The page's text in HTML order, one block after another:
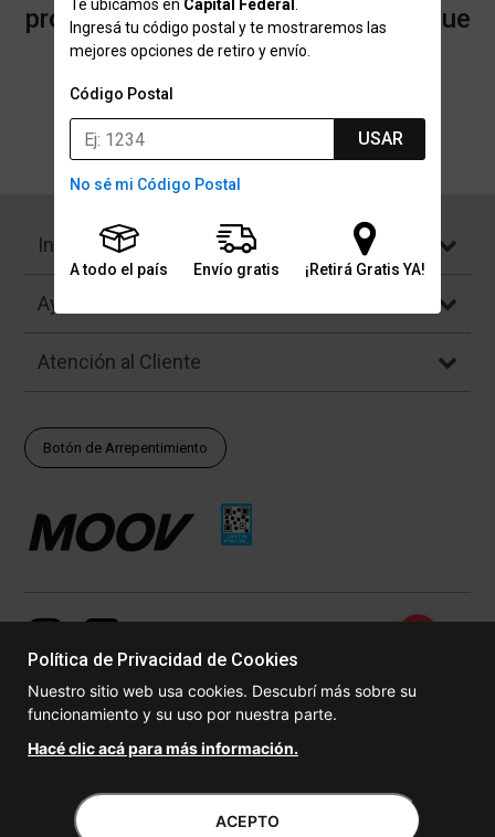
Te ubicamos en Capital Federal
Ingresá tu código postal y te mostraremos las
mejores opciones de retiro y envío.
Código Postal
USAR
No sé mi Código Postal
A todo el país Envío gratis ¡Retirá Gratis YA!
productos con máximo 3 cuotas" que
buscaste.
Institucional
Ayuda
Atención al Cliente
Botón de Arrepentimiento
© Copyright - 2017 - 2026 www.dexter.com.ar, TODOS LOS
DERECHOS RESERVADOS. Las fotos contenidas en este site, el
sus respectivos titulares. Está prohibida la reproducción total o
parcial, sin la expresa autorización de la administradora de la
Política de Privacidad de Cookies
Nuestro sitio web usa cookies. Descubrí más sobre su
funcionamiento y su uso por nuestra parte.
Hacé clic acá para más información.
ACEPTO